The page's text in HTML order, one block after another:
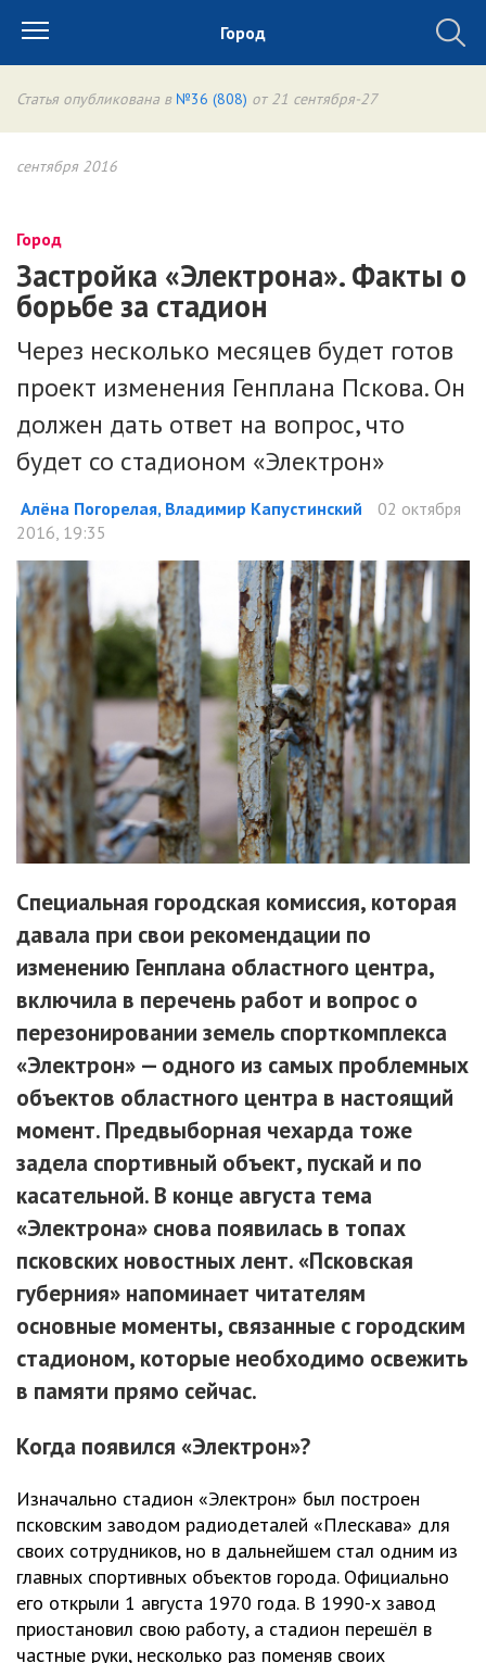
Город
Статья опубликована в №36 (808) от 21 сентября-27
сентября 2016
Город
Застройка «Электрона». Факты о
борьбе за стадион
Через несколько месяцев будет готов
проект изменения Генплана Пскова. Он
должен дать ответ на вопрос, что
будет со стадионом «Электрон»
Алёна Погорелая, Владимир Капустинский
02 октября
2016, 19:35
Специальная городская комиссия, которая
давала при свои рекомендации по
изменению Генплана областного центра,
включила в перечень работ и вопрос о
перезонировании земель спорткомплекса
«Электрон» — одного из самых проблемных
объектов областного центра в настоящий
момент. Предвыборная чехарда тоже
задела спортивный объект, пускай и по
касательной. В конце августа тема
«Электрона» снова появилась в топах
псковских новостных лент. «Псковская
губерния» напоминает читателям
основные моменты, связанные с городским
стадионом, которые необходимо освежить
в памяти прямо сейчас.
Когда появился «Электрон»?
Изначально стадион «Электрон» был построен
псковским заводом радиодеталей «Плескава» для
своих сотрудников, но в дальнейшем стал одним из
главных спортивных объектов города. Официально
его открыли 1 августа 1970 года. В 1990-х завод
приостановил свою работу, а стадион перешёл в
частные руки, несколько раз поменяв своих